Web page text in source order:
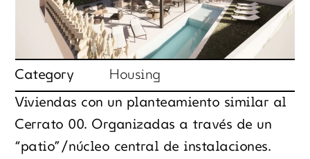
Category Housing
Viviendas con un planteamiento similar al
Cerrato 00. Organizadas a través de un
“patio”/núcleo central de instalaciones.